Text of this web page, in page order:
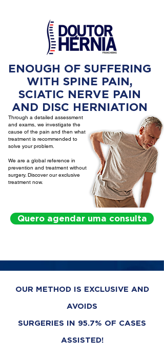
ENOUGH OF SUFFERING
WITH SPINE PAIN,
SCIATIC NERVE PAIN
AND DISC HERNIATION
Through a detailed assessment
and exams, we investigate the
cause of the pain and then what
treatment is recommended to
solve your problem.
We are a global reference in
prevention and treatment without
surgery. Discover our exclusive
treatment now.
Quero agendar uma consulta
OUR METHOD IS EXCLUSIVE AND
AVOIDS
SURGERIES IN 95.7% OF CASES
ASSISTED!